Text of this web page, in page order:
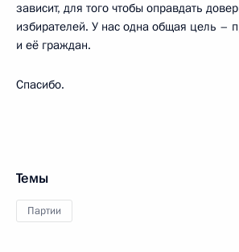
зависит, для того чтобы оправдать
избирателей. У нас одна общая цель –
и её граждан.
Спасибо.
Темы
Партии